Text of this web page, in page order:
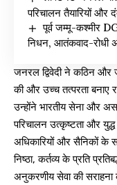
परिचालन तैयारियों और
पूर्व जम्मू-कश्मीर
निधन, आतंकवाद-रोधी
जनरल द्विवेदी ने कठिन और
की और उच्च तत्परता बनाए
उन्होंने भारतीय सेना और
परिचालन उत्कृष्टता और
अधिकारियों और सैनिकों के
निष्ठा, कर्तव्य के प्रति
अनुकरणीय सेवा की सराहना